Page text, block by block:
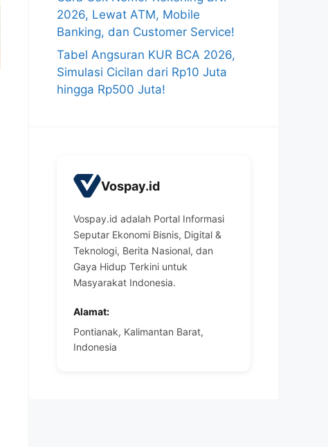
2026, Lewat ATM, Mobile
Banking, dan Customer Service!
Tabel Angsuran KUR BCA 2026,
Simulasi Cicilan dari Rp10 Juta
hingga Rp500 Juta!
Vospay.id
Vospay.id adalah Portal Informasi
Seputar Ekonomi Bisnis, Digital &
Teknologi, Berita Nasional, dan
Gaya Hidup Terkini untuk
Masyarakat Indonesia.
Alamat:
Pontianak, Kalimantan Barat,
Indonesia